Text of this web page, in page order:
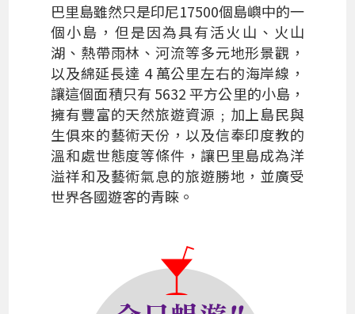
巴里島雖然只是印尼17500個島嶼中的一
個小島，但是因為具有活火山、火山
湖、熱帶雨林、河流等多元地形景觀，
以及綿延長達 4 萬公里左右的海岸線，
讓這個面積只有 5632 平方公里的小島，
擁有豐富的天然旅遊資源﹔加上島民與
生俱來的藝術天份，以及信奉印度教的
溫和處世態度等條件，讓巴里島成為洋
溢祥和及藝術氣息的旅遊勝地，並廣受
世界各國遊客的青睞。